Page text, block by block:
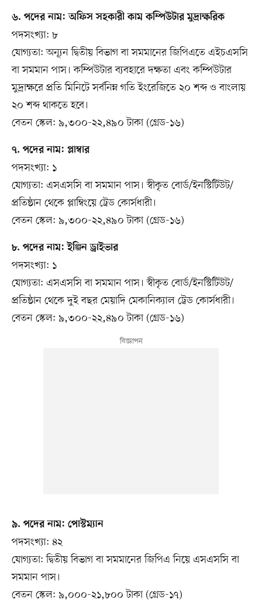
৬. পদের নাম: অফিস সহকারী কাম কম্পিউটার মুদ্রাক্ষরিক
পদসংখ্যা: ৮
যোগ্যতা: অন্যূন দ্বিতীয় বিভাগ বা সমমানের জিপিএতে এইচএসসি
বা সমমান পাস। কম্পিউটার ব্যবহারে দক্ষতা এবং কম্পিউটার
মুদ্রাক্ষরে প্রতি মিনিটে সর্বনিম্ন গতি ইংরেজিতে ২০ শব্দ ও বাংলায়
২০ শব্দ থাকতে হবে।
বেতন স্কেল: ৯,৩০০-২২,৪৯০ টাকা (গ্রেড-১৬)
৭. পদের নাম: প্লাম্বার
পদসংখ্যা: ১
যোগ্যতা: এসএসসি বা সমমান পাস। স্বীকৃত বোর্ড/ইনস্টিটিউট/
প্রতিষ্ঠান থেকে প্লাম্বিংয়ে ট্রেড কোর্সধারী।
বেতন স্কেল: ৯,৩০০-২২,৪৯০ টাকা (গ্রেড-১৬)
৮. পদের নাম: ইঞ্জিন ড্রাইভার
পদসংখ্যা: ১
যোগ্যতা: এসএসসি বা সমমান পাস। স্বীকৃত বোর্ড/ইনস্টিটিউট/
প্রতিষ্ঠান থেকে দুই বছর মেয়াদি মেকানিক্যাল ট্রেড কোর্সধারী।
বেতন স্কেল: ৯,৩০০-২২,৪৯০ টাকা (গ্রেড-১৬)
৯. পদের নাম: পোস্টম্যান
পদসংখ্যা: ৪২
যোগ্যতা: দ্বিতীয় বিভাগ বা সমমানের জিপিএ নিয়ে এসএসসি বা
সমমান পাস।
বেতন স্কেল: ৯,০০০-২১,৮০০ টাকা (গ্রেড-১৭)